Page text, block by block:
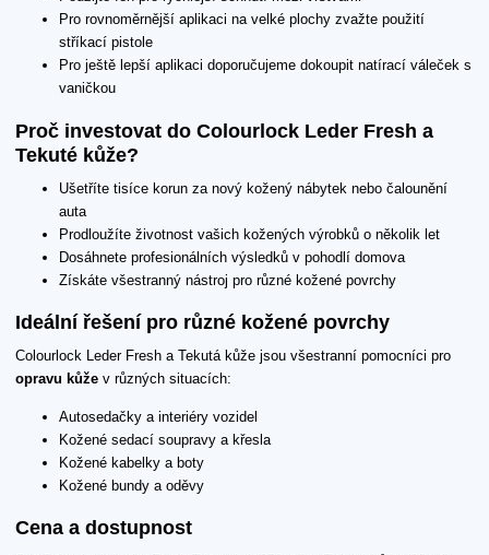
Pro rovnoměrnější aplikaci na velké plochy zvažte použití
stříkací pistole
Pro ještě lepší aplikaci doporučujeme dokoupit natírací váleček s
vaničkou
Proč investovat do Colourlock Leder Fresh a
Tekuté kůže?
Ušetříte tisíce korun za nový kožený nábytek nebo čalounění
auta
Prodloužíte životnost vašich kožených výrobků o několik let
Dosáhnete profesionálních výsledků v pohodlí domova
Získáte všestranný nástroj pro různé kožené povrchy
Ideální řešení pro různé kožené povrchy
Colourlock Leder Fresh a Tekutá kůže jsou všestranní pomocníci pro
opravu kůže v různých situacích:
Autosedačky a interiéry vozidel
Kožené sedací soupravy a křesla
Kožené kabelky a boty
Kožené bundy a oděvy
Cena a dostupnost